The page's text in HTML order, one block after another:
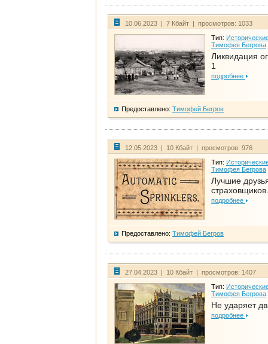
10.06.2023 | 7 Кбайт | просмотров: 1033
Тип:
Тимофея Бегрова
Ликвидация
1
подробнее
Предоставлено: Тимофей Бегров
12.05.2023 | 10 Кбайт | просмотров: 976
Тип:
Тимофея Бегрова
Лучшие
подробнее
Предоставлено: Тимофей Бегров
27.04.2023 | 10 Кбайт | просмотров: 1407
Тип:
Тимофея Бегрова
Не ударяет
подробнее